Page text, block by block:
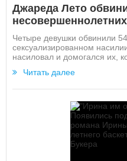
Джареда Лето
несовершеннолетних
Четыре девушки обвинили
сексуализированном
насиловал и домогался их,
Читать далее